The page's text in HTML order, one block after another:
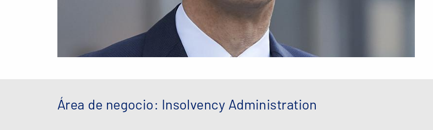
Área de negocio: Insolvency Administration